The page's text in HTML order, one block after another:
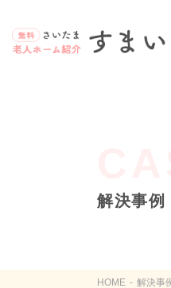
解決事例
HOME 解決事